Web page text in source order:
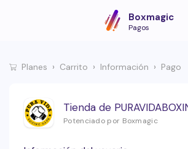
Boxmagic
Pagos
Planes Carrito Información Pago
Tienda de
Potenciado por Boxmagic